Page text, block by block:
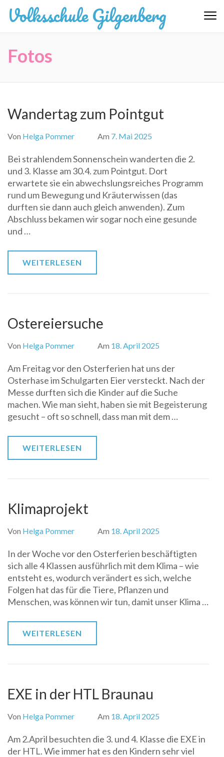
Zum
Inhalt
drücken)
Volksschule Gilgenberg
Fotos
Wandertag zum Pointgut
Von Helga Pommer Am 7. Mai 2025
Bei strahlendem Sonnenschein wanderten die 2.
und 3. Klasse am 30.4. zum Pointgut. Dort
erwartete sie ein abwechslungsreiches Programm
rund um Bewegung und Kräuterwissen (das
durften sie dann auch gleich anwenden). Zum
Abschluss bekamen wir sogar noch eine gesunde
und …
WEITERLESEN
Ostereiersuche
Von Helga Pommer Am 18. April 2025
Am Freitag vor den Osterferien hat uns der
Osterhase im Schulgarten Eier versteckt. Nach der
Messe durften sich die Kinder auf die Suche
machen. Wie man sieht, haben sie mit Begeisterung
gesucht – oft so schnell, dass man mit dem …
WEITERLESEN
Klimaprojekt
Von Helga Pommer Am 18. April 2025
In der Woche vor den Osterferien beschäftigten
sich alle 4 Klassen ausführlich mit dem Klima – wie
entsteht es, wodurch verändert es sich, welche
Folgen hat das für die Tiere, Pflanzen und
Menschen, was können wir tun, damit unser Klima …
WEITERLESEN
EXE in der HTL Braunau
Von Helga Pommer Am 18. April 2025
Am 2.April besuchten die 3. und 4. Klasse die EXE in
der HTL. Wie immer hat es den Kindern sehr viel